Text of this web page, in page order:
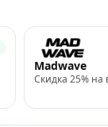
Madwave
Скидка 25% на